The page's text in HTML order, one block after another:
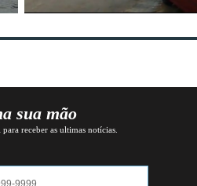
sua mão
receber as ultimas notícias.